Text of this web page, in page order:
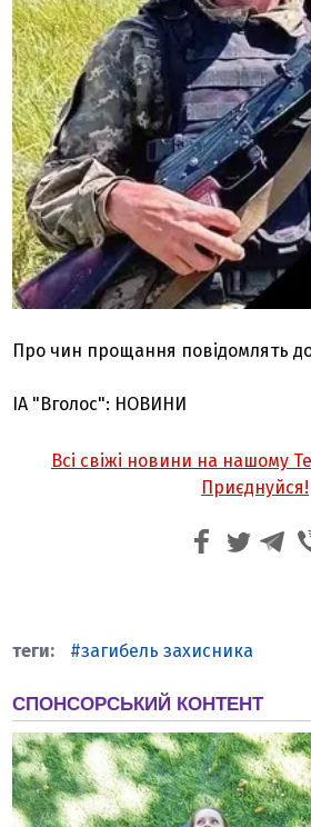
Про чин прощання повідомлять
ІА "Вголос": НОВИНИ
Всі свіжі новини на нашому
Приєднуйся!
загибель захисника